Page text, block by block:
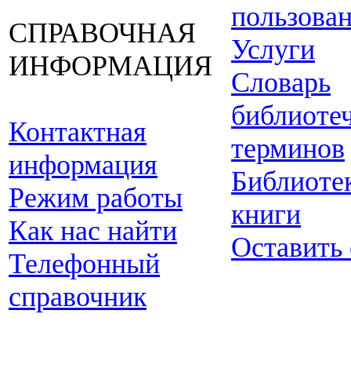
СПРАВОЧНАЯ
ИНФОРМАЦИЯ
Контактная
информация
Режим работы
Как нас найти
Телефонный
справочник
Услуги
Словарь
терминов
книги
Оставить